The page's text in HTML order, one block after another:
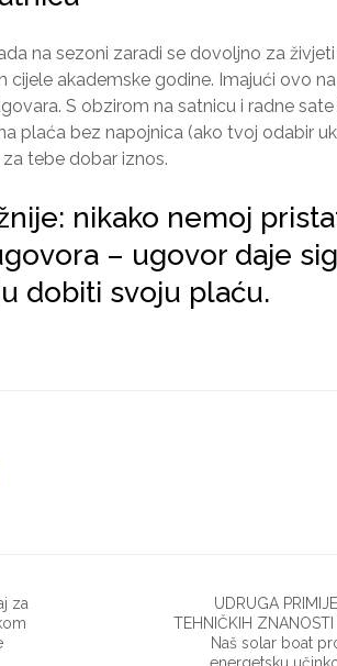
na sezoni zaradi se dovoljno za
akademske godine. Imajući ovo
S obzirom na satnicu i radne sate
plaća bez napojnica (ako tvoj odabir
tebe dobar iznos.
nikako nemoj
– ugovor daje
dobiti svoju plaću.
za
UDRUGA
TEHNIČKIH ZNANOSTI
Naš solar boat